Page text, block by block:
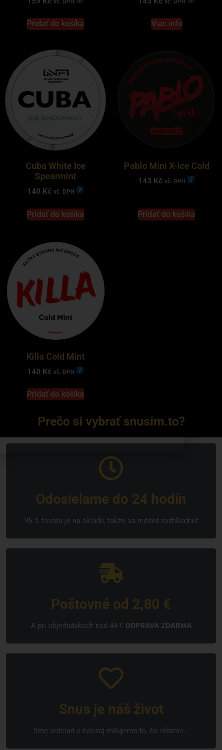
vč. DPH
Pridať do košíka
vč. DPH
Viac info
Cuba White Ice
Spearmint
140 Kč vč. DPH
Pridať do košíka
Pablo Mini X-Ice Cold
143 Kč vč. DPH
Pridať do košíka
Killa Cold Mint
140 Kč vč. DPH
Pridať do košíka
Prečo si vybrať snusim.to?
Odosielame do 24 hodín
95 % tovaru je na sklade, takže sa môžeš rozhliadnuť
Poštovné od 2,80 €
A pri objednávkach nad 44 € DOPRAVA ZDARMA
Snus je náš život
Sme srdciari a naozaj milujeme to, čo robíme...